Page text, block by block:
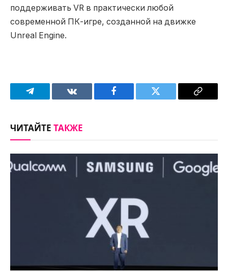
поддерживать VR в практически любой
современной ПК-игре, созданной на движке
Unreal Engine.
Telegram VKontakteFacebook Twitter
Copy
ЧИТАЙТЕТАКЖЕ